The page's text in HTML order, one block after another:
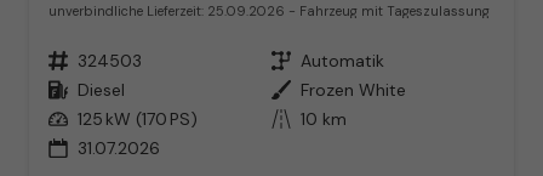
unverbindliche Lieferzeit: 25.09.2026 Fahrzeug mit Tageszulassung
Fahrzeugnr. 324503 Getriebe Automatik
Kraftstoff Diesel Außenfarbe Frozen White
Leistung 125 kW (170 PS) Kilometerstand 10 km
31.07.2026